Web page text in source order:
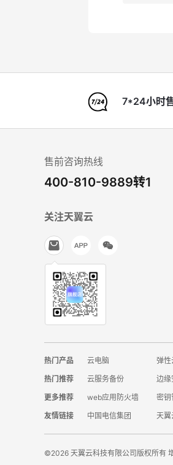
7*24小时
售前咨询热线
400-810-9889转1
关注天翼云
热门产品 云电脑 弹性
热门推荐
云服务备份 边缘
更多推荐
web应用防火墙 密钥
友情链接
中国电信集团 天翼
©2026 天翼云科技有限公司版权所有